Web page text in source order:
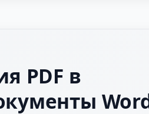
PDF в